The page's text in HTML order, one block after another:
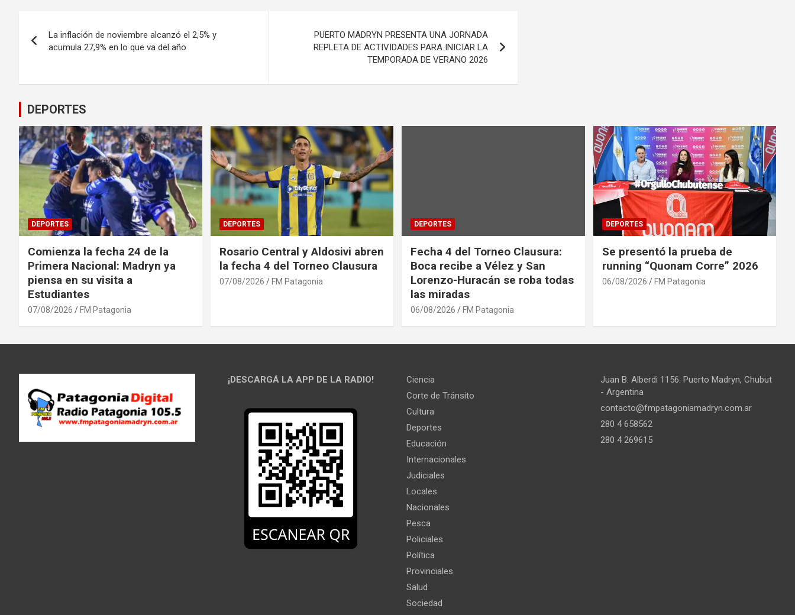
de
La inflación de noviembre alcanzó el 2,5% y
acumula 27,9% en lo que va del año
PUERTO MADRYN PRESENTA UNA JORNADA
REPLETA DE ACTIVIDADES PARA INICIAR LA
TEMPORADA DE VERANO 2026
DEPORTES
DEPORTES
Comienza la fecha 24 de la
Primera Nacional: Madryn ya
piensa en su visita a
Estudiantes
07/08/2026 FM Patagonia
DEPORTES
Rosario Central y Aldosivi abren
la fecha 4 del Torneo Clausura
07/08/2026 FM Patagonia
DEPORTES
Fecha 4 del Torneo Clausura:
Boca recibe a Vélez y San
Lorenzo-Huracán se roba todas
las miradas
06/08/2026 FM Patagonia
DEPORTES
Se presentó la prueba de
running “Quonam Corre” 2026
06/08/2026 FM Patagonia
¡DESCARGÁ LA APP DE LA RADIO!
Ciencia
Corte de Tránsito
Cultura
Deportes
Educación
Internacionales
Judiciales
Locales
Nacionales
Pesca
Policiales
Política
Provinciales
Salud
Sociedad
Juan B. Alberdi 1156. Puerto Madryn, Chubut
- Argentina
contacto@fmpatagoniamadryn.com.ar
280 4 658562
280 4 269615